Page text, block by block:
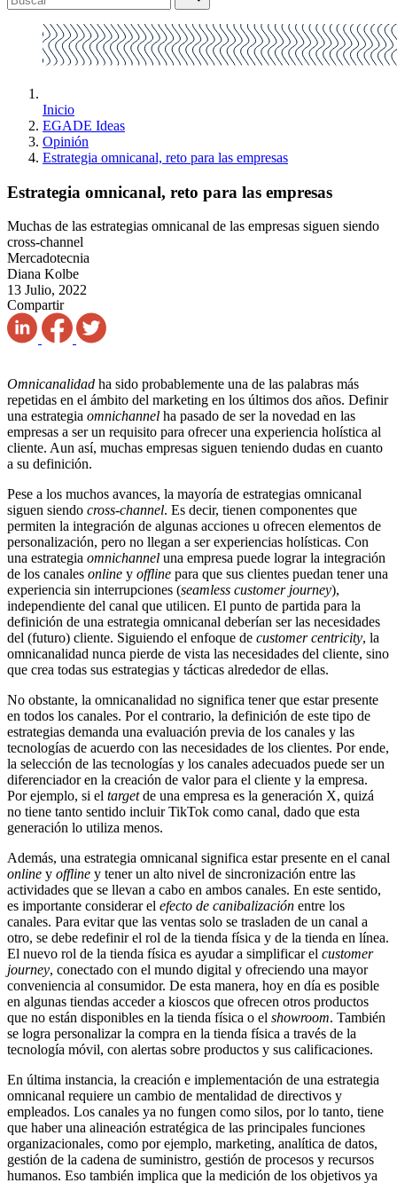
Inicio
EGADE Ideas
Opinión
Estrategia omnicanal, reto para las empresas
Estrategia omnicanal, reto para las empresas
Muchas de las estrategias omnicanal de las empresas siguen siendo
cross-channel
Mercadotecnia
Diana Kolbe
13 Julio, 2022
Compartir
Omnicanalidad ha sido probablemente una de las palabras más
repetidas en el ámbito del marketing en los últimos dos años. Definir
una estrategia omnichannel ha pasado de ser la novedad en las
empresas a ser un requisito para ofrecer una experiencia holística al
cliente. Aun así, muchas empresas siguen teniendo dudas en cuanto
a su definición.
Pese a los muchos avances, la mayoría de estrategias omnicanal
siguen siendo cross-channel. Es decir, tienen componentes que
permiten la integración de algunas acciones u ofrecen elementos de
personalización, pero no llegan a ser experiencias holísticas. Con
una estrategia omnichannel una empresa puede lograr la integración
de los canales online y offline para que sus clientes puedan tener una
experiencia sin interrupciones (seamless customer journey),
independiente del canal que utilicen. El punto de partida para la
definición de una estrategia omnicanal deberían ser las necesidades
del (futuro) cliente. Siguiendo el enfoque de customer centricity, la
omnicanalidad nunca pierde de vista las necesidades del cliente, sino
que crea todas sus estrategias y tácticas alrededor de ellas.
No obstante, la omnicanalidad no significa tener que estar presente
en todos los canales. Por el contrario, la definición de este tipo de
estrategias demanda una evaluación previa de los canales y las
tecnologías de acuerdo con las necesidades de los clientes. Por ende,
la selección de las tecnologías y los canales adecuados puede ser un
diferenciador en la creación de valor para el cliente y la empresa.
Por ejemplo, si el targetde una empresa es la generación X, quizá
no tiene tanto sentido incluir TikTok como canal, dado que esta
generación lo utiliza menos.
Además, una estrategia omnicanal significa estar presente en el canal
online y offline y tener un alto nivel de sincronización entre las
actividades que se llevan a cabo en ambos canales. En este sentido,
es importante considerar el efecto de canibalización entre los
canales. Para evitar que las ventas solo se trasladen de un canal a
otro, se debe redefinir el rol de la tienda física y de la tienda en línea.
El nuevo rol de la tienda física es ayudar a simplificar el customer
journey, conectado con el mundo digital y ofreciendo una mayor
conveniencia al consumidor. De esta manera, hoy en día es posible
en algunas tiendas acceder a kioscos que ofrecen otros productos
que no están disponibles en la tienda física o el showroom. También
se logra personalizar la compra en la tienda física a través de la
tecnología móvil, con alertas sobre productos y sus calificaciones.
En última instancia, la creación e implementación de una estrategia
omnicanal requiere un cambio de mentalidad de directivos y
empleados. Los canales ya no fungen como silos, por lo tanto, tiene
que haber una alineación estratégica de las principales funciones
organizacionales, como por ejemplo, marketing, analítica de datos,
gestión de la cadena de suministro, gestión de procesos y recursos
humanos. Eso también implica que la medición de los objetivos ya